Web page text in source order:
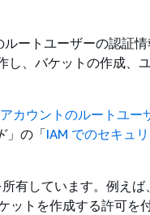
ートユーザーの認証
し、バケットの作成、
カウントのルートユー
」の「IAM でのセキュ
有しています。例えば
ットを作成する許可を